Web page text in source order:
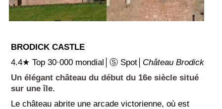
BRODICK CASTLE
4.4★ Top 30·000 mondial│Ⓢ Spot│ Château Brodick
Un élégant château du début du 16e siècle situé
sur une île.
Le château abrite une arcade victorienne, où est